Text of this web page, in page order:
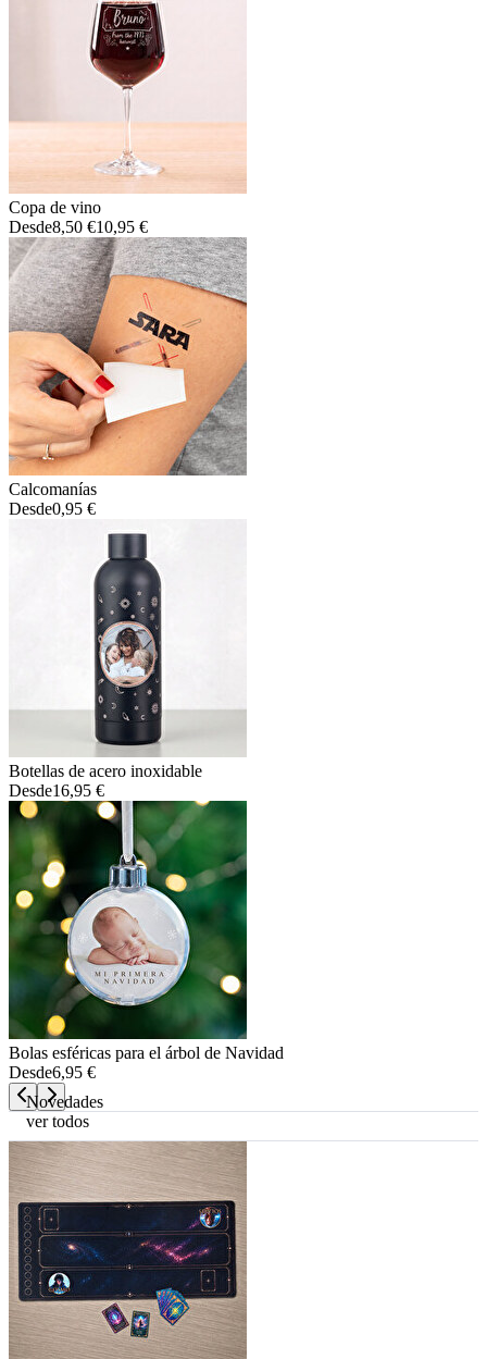
Copa de vino
Desde8,50 €10,95 €
Calcomanías
Desde0,95 €
Botellas de acero inoxidable
Desde16,95 €
Bolas esféricas para el árbol de Navidad
Desde6,95 €
Novedades
ver todos